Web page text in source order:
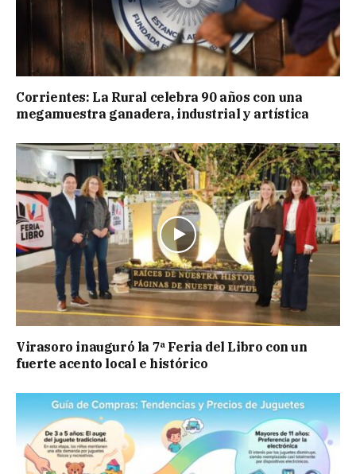
Corrientes: La Rural celebra 90 años con una
megamuestra ganadera, industrial y artística
Virasoro inauguró la 7ª Feria del Libro con un
fuerte acento local e histórico